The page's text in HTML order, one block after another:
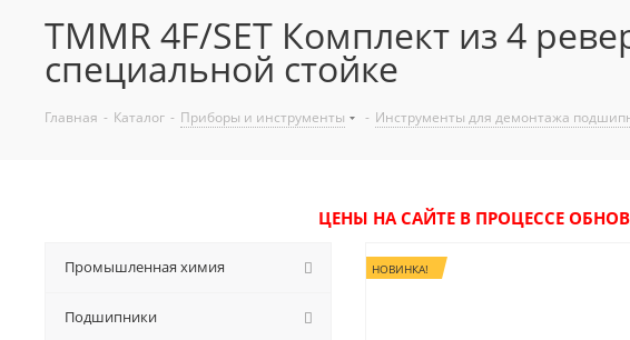
TMMR 4F/SET Комплект из 4
специальной стойке
Главная - Каталог - Приборы и инструменты - Инструменты для демонтажа
ЦЕНЫ НА САЙТЕ В ПРОЦЕССЕ
НОВИНКА!
Промышленная химия
Подшипники